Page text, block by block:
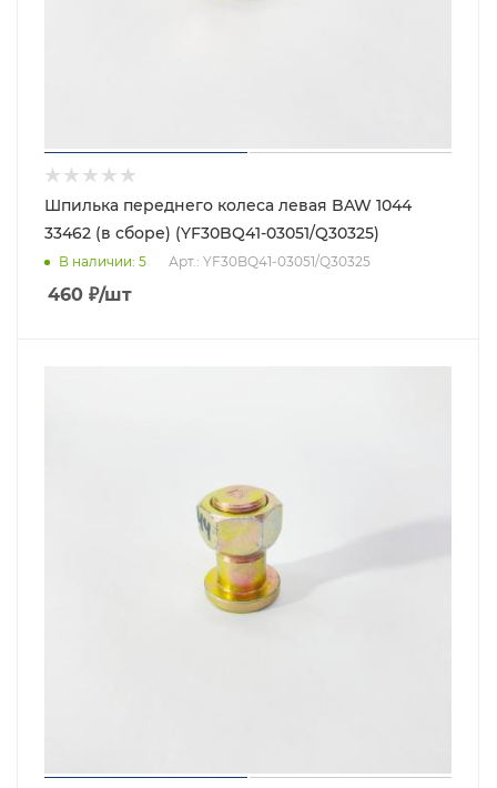
Шпилька переднего колеса левая BAW 1044
33462 (в сборе) (YF30BQ41-03051/Q30325)
В наличии: 5 Арт.: YF30BQ41-03051/Q30325
460 ₽/шт